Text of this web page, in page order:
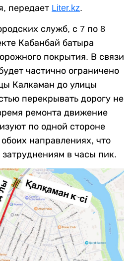
передает Liter.kz.
служб, с 7 по 8
Кабанбай батыра
покрытия. В связи
частично ограничено
Калкаман до улицы
перекрывать дорогу не
ремонта движение
по одной стороне
направлениях, что
в часы пик.